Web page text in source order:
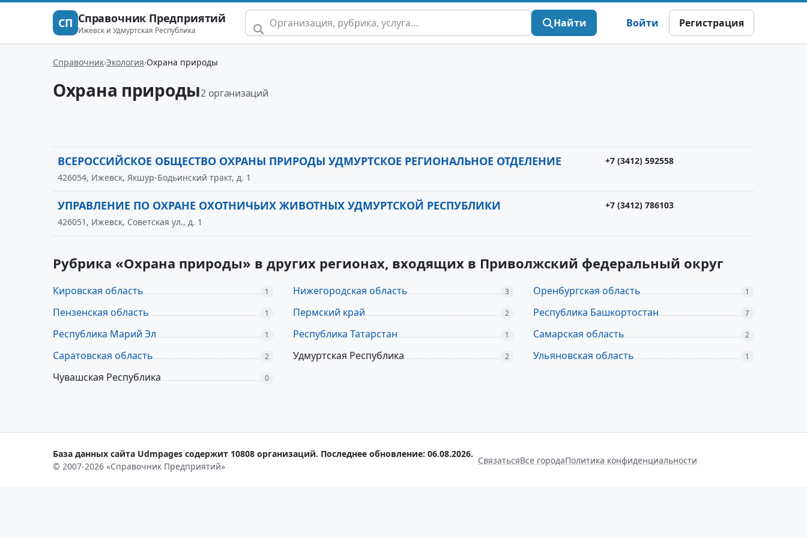
СП Справочник Предприятий
Ижевск и Удмуртская Республика
Найти Войти Регистрация
Справочник Экология Охрана природы
Охрана природы2 организаций
ВСЕРОССИЙСКОЕ ОБЩЕСТВО ОХРАНЫ ПРИРОДЫ УДМУРТСКОЕ РЕГИОНАЛЬНОЕ ОТДЕЛЕНИЕ
+7 (3412) 592558
426054, Ижевск, Якшур-Бодьинский тракт, д. 1
УПРАВЛЕНИЕ ПО ОХРАНЕ ОХОТНИЧЬИХ ЖИВОТНЫХ УДМУРТСКОЙ РЕСПУБЛИКИ
+7 (3412) 786103
426051, Ижевск, Советская ул., д. 1
Рубрика «Охрана природы» в других регионах, входящих в Приволжский федеральный округ
Кировская область 1 Нижегородская область 3 Оренбургская область 1
Пензенская область 1 Пермский край 2 Республика Башкортостан 7
Республика Марий Эл 1 Республика Татарстан 1 Самарская область 2
Саратовская область 2 Удмуртская Республика 2 Ульяновская область 1
Чувашская Республика 0
База данных сайта Udmpages содержит 10808 организаций. Последнее обновление: 06.08.2026.
© 2007-2026 «Справочник Предприятий»
СвязатьсяВсе городаПолитика конфиденциальности